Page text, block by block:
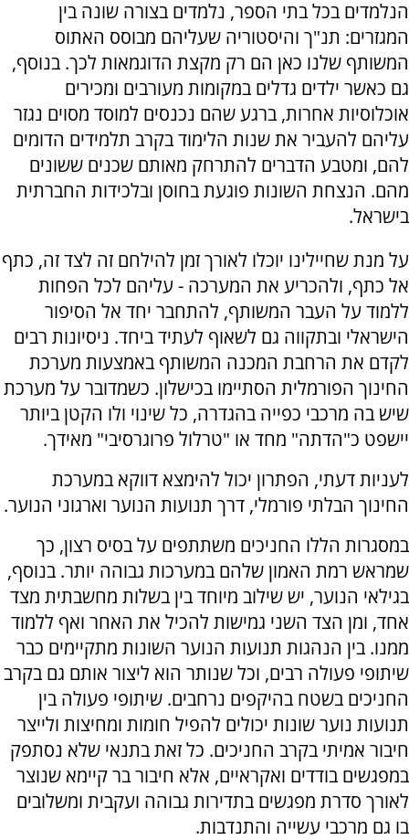
הנלמדים בכל בתי הספר, נלמדים בצורה שונה בין
המגזרים: תנ"ך והיסטוריה שעליהם מבוסס האתוס
המשותף שלנו כאן הם רק מקצת הדוגמאות לכך. בנוסף,
גם כאשר ילדים גדלים במקומות מעורבים ומכירים
אוכלוסיות אחרות, ברגע שהם נכנסים למוסד מסוים נגזר
עליהם להעביר את שנות הלימוד בקרב תלמידים הדומים
להם, ומטבע הדברים להתרחק מאותם שכנים ששונים
מהם. הנצחת השונות פוגעת בחוסן ובלכידות החברתית
בישראל.
על מנת שחיילינו יוכלו לאורך זמן להילחם זה לצד זה, כתף
אל כתף, ולהכריע את המערכה - עליהם לכל הפחות
ללמוד על העבר המשותף, להתחבר יחד אל הסיפור
הישראלי ובתקווה גם לשאוף לעתיד ביחד. ניסיונות רבים
לקדם את הרחבת המכנה המשותף באמצעות מערכת
החינוך הפורמלית הסתיימו בכישלון. כשמדובר על מערכת
שיש בה מרכבי כפייה בהגדרה, כל שינוי ולו הקטן ביותר
יישפט כ"הדתה" מחד או "טרלול פרוגרסיבי" מאידך.
לעניות דעתי, הפתרון יכול להימצא דווקא במערכת
החינוך הבלתי פורמלי, דרך תנועות הנוער וארגוני הנוער.
במסגרות הללו החניכים משתתפים על בסיס רצון, כך
שמראש רמת האמון שלהם במערכות גבוהה יותר. בנוסף,
בגילאי הנוער, יש שילוב מיוחד בין בשלות מחשבתית מצד
אחד, ומן הצד השני גמישות להכיל את האחר ואף ללמוד
ממנו. בין הנהגות תנועות הנוער השונות מתקיימים כבר
שיתופי פעולה רבים, וכל שנותר הוא ליצור אותם גם בקרב
החניכים בשטח בהיקפים נרחבים. שיתופי פעולה בין
תנועות נוער שונות יכולים להפיל חומות ומחיצות ולייצר
חיבור אמיתי בקרב החניכים. כל זאת בתנאי שלא נסתפק
במפגשים בודדים ואקראיים, אלא חיבור בר קיימא שנוצר
לאורך סדרת מפגשים בתדירות גבוהה ועקבית ומשלובים
בו גם מרכבי עשייה והתנדבות.